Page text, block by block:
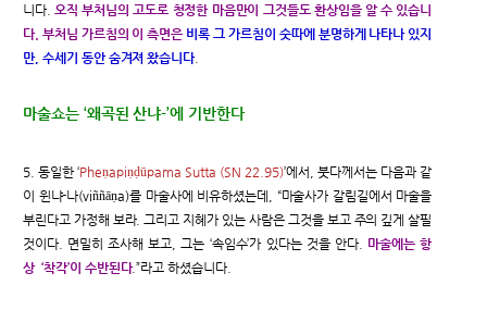
니다. 오직 부처님의 고도로 청정한 마음만이 그것들도 환상임을 알 수 있습니
다. 부처님 가르침의 이 측면은 비록 그 가르침이 숫따에 분명하게 나타나 있지
만, 수세기 동안 숨겨져 왔습니다.
마술쇼는 ‘왜곡된 산냐-’에 기반한다
5. 동일한 ‘Pheṇapiṇḍūpama Sutta (SN 22.95)’에서, 붓다께서는 다음과 같
이 윈냐-나(viññāṇa)를 마술사에 비유하셨는데, “마술사가 갈림길에서 마술을
부린다고 가정해 보라. 그리고 지혜가 있는 사람은 그것을 보고 주의 깊게 살필
것이다. 면밀히 조사해 보고, 그는 ‘속임수’가 있다는 것을 안다. 마술에는 항
상 ‘착각’이 수반된다.”라고 하셨습니다.